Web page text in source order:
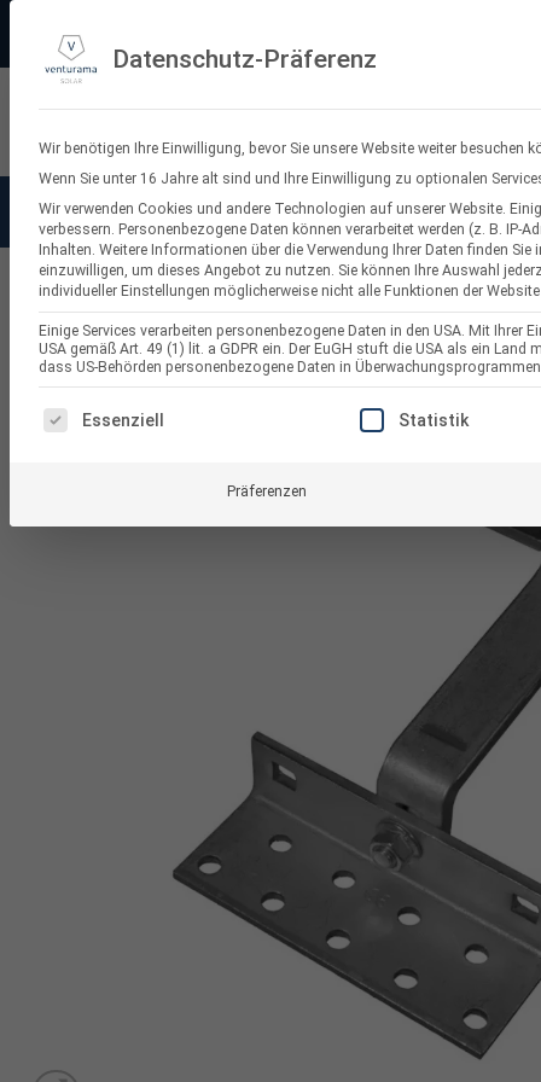
springen
PV-3D-Planungstool
Suchen
Solaranlagen
PV Unterkonstruktionen und Befestigungen
Datenschutz-Präferenz
Wir benötigen Ihre Einwilligung, bevor Sie unsere Website weiter besuchen
Wenn Sie unter 16 Jahre alt sind und Ihre Einwilligung zu optionalen
Wir verwenden Cookies und andere Technologien auf unserer Website.
verbessern. Personenbezogene Daten können verarbeitet werden (z. B.
Inhalten. Weitere Informationen über die Verwendung Ihrer Daten finden Sie
einzuwilligen, um dieses Angebot zu nutzen. Sie können Ihre Auswahl
individueller Einstellungen möglicherweise nicht alle Funktionen der
Einige Services verarbeiten personenbezogene Daten in den USA. Mit
USA gemäß Art. 49 (1) lit. a GDPR ein. Der EuGH stuft die USA als ein
dass US-Behörden personenbezogene Daten in
ES FOLGT EINE LISTE DER SERVICE-GRUPPEN, FÜR
Essenziell Statistik
Präferenzen